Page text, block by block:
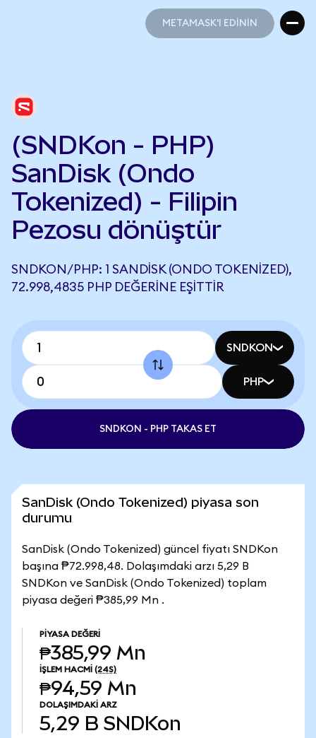
METAMASK'I EDİNİN
(SNDKon - PHP)
SanDisk (Ondo
Tokenized) - Filipin
Pezosu dönüştür
SNDKON/PHP: 1 SANDISK (ONDO TOKENIZED),
72.998,4835 PHP DEĞERINE EŞITTIR
SNDKON
PHP
SNDKON - PHP TAKAS ET
SanDisk (Ondo Tokenized) piyasa son
durumu
SanDisk (Ondo Tokenized) güncel fiyatı SNDKon
başına ₱72.998,48. Dolaşımdaki arzı 5,29 B
SNDKon ve SanDisk (Ondo Tokenized) toplam
piyasa değeri ₱385,99 Mn .
PIYASA DEĞERI
₱385,99 Mn
İŞLEM HACMI (24S)
₱94,59 Mn
DOLAŞIMDAKI ARZ
5,29 B SNDKon